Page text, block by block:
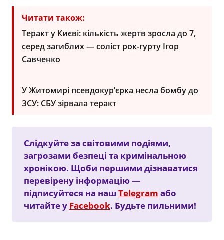
Читати також:
Теракт у Києві: кількість жертв зросла до 7,
серед загиблих — соліст рок-гурту Ігор
Савченко
У Житомирі псевдокур’єрка несла бомбу до
ЗСУ: СБУ зірвала теракт
Слідкуйте за світовими подіями,
загрозами безпеці та кримінальною
хронікою. Щоби першими дізнаватися
перевірену інформацію —
підписуйтеся на нашTelegram або
читайте у Facebook. Будьте пильними!